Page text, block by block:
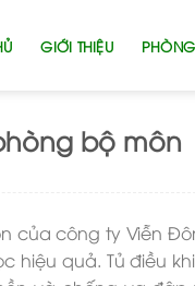
GIỚI THIỆU
bộ môn
của công ty Viễn
hiệu quả. Tủ điều